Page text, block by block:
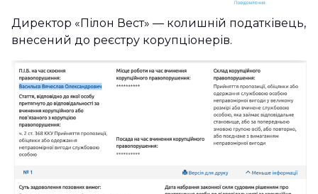
Директор «Пілон Вест» — колишній податківець,
внесений до реєстру корупціонерів.